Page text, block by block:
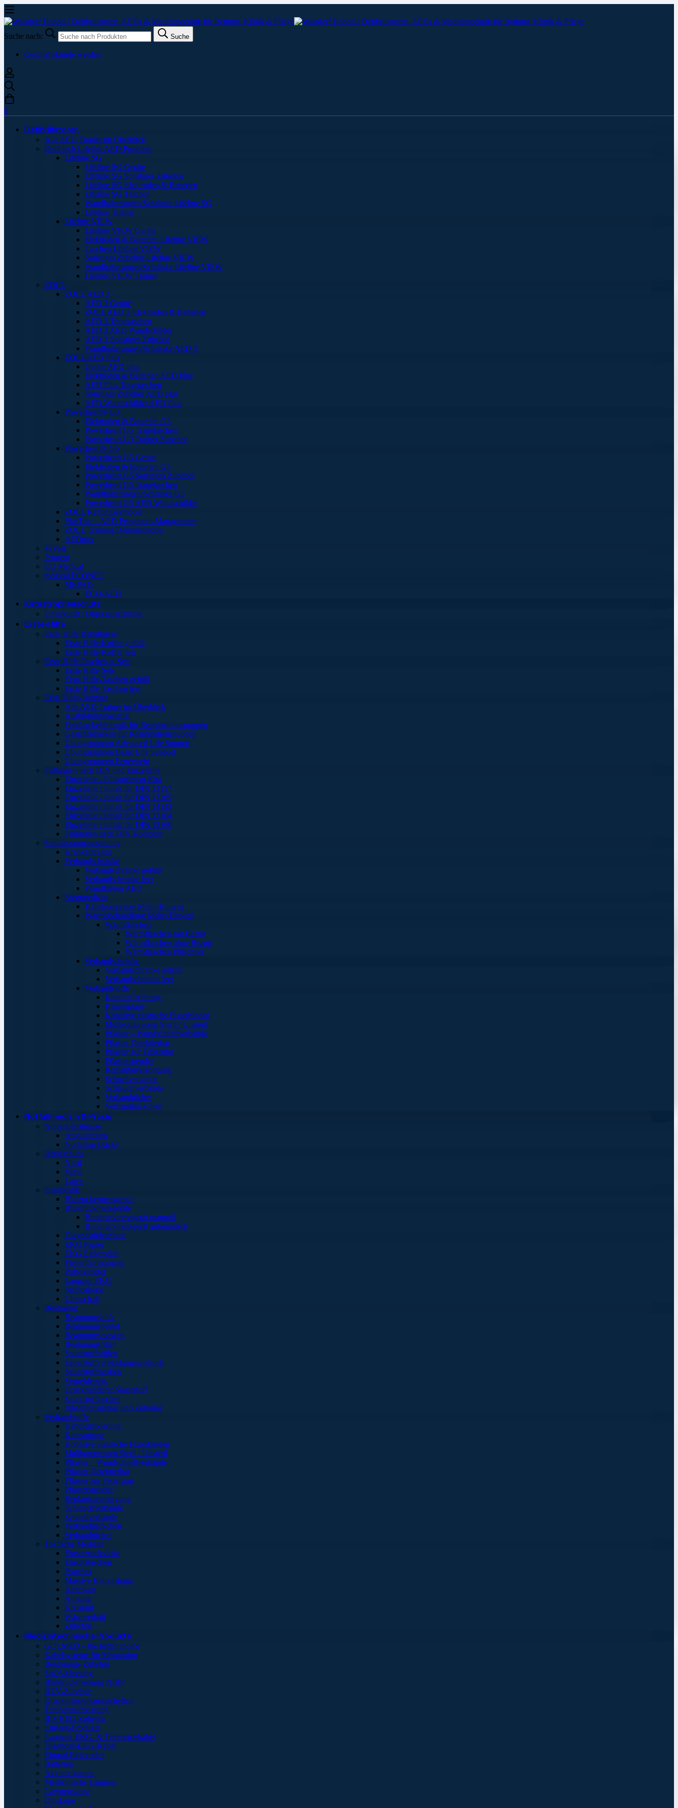
Suche nach: Suche
Geschäftskunde werden
0
Defibrillatoren
Alle AED Trainer im Überblick
Defibtech Lifeline AED Produkte
Lifeline SG
Lifeline SG Geräte
Lifeline SG Sonstiges Zubehör
Lifeline SG Elektroden & Batterien
Lifeline SG Taschen
Wandhalterungen/Schränke Lifeline SG
Lifeline Trainer
Lifeline VIEW
Lifeline VIEW Geräte
Elektroden & Batterien Lifeline VIEW
Taschen Lifeline VIEW
Sonstiges Zubehör Lifeline VIEW
Wandhalterungen/Schränke Lifeline VIEW
Lifeline VIEW Trainer
ZOLL
ZOLL AED 3
AED 3 Geräte
ZOLL AED 3 Elektroden & Batterien
AED 3 Tragetaschen
AED 3 AED Wandschilder
AED 3 Sonstiges Zubehör
Wandhalterungen/Schränke AED 3
ZOLL AED Plus
Geräte AED plus
Elektroden & Batterien AED Plus
AED Plus Tragetaschen
Sonstiges Zubehör AED plus
AED Wandschilder AED Plus
Powerheart® G3
Elektroden & Batterien G3
Powerheart G5 Tragetaschen
Powerheart G3 Trainer Zubehör
Powerheart® G5
Powerheart G5 Geräte
Elektroden & Batterien G5
Powerheart G5 Sonstiges Zubehör
Powerheart G5 Tragetaschen
Wandhalterungen/Schränke G5
Powerheart G5 AED Wandschilder
ZOLL Rettungssymbole
PlusTrac – AED Programm-Management
ZOLL Training/Demonstration
AEDtrax
ViVest
Progetti
CU Medical
medical ECONET
MEPAD
ECO-AED
Katastrophenschutz
Unterkunft / Objektausstattung
Erste-Hilfe
Erste Hilfe Behältnisse
Erste Hilfe-Koffer gefüllt
Erste Hilfe-Koffer leer
Erste Hilfe Taschen u. Sets
Erste Hilfe-Sets
Erste Hilfe-Taschen gefüllt
Erste Hilfe-Taschen leer
Erste Hilfe-Training
Alle AED Trainer im Überblick
Ausbildungsmaterial
Feedbackelektronik für Reanimationspuppen
Gesichtsmasken für Reanimationspuppen
Übungspuppen Advanced Life Support
Übungspuppen Basic Life Support
Übungspuppen Feuerwehr
Füllungen nach DIN und Einzelteile
Einzelteile / Füllsortiment Kita
Einzelteile / Inhalt für DIN 13157
Einzelteile / Inhalt für DIN 13169
Einzelteile / Inhalt für DIN 14142
Einzelteile / Inhalt für DIN 13164
Einzelteile / Inhalt für DIN 13160
Füllungen nach DIN Komplett
Sanitätsraumausstattung
Krankentragen
Verbandschränke
Verbandschränke gefüllt
Verbandschränke leer
Wandkästen AED
Sportmedizin
Kältekompresse Mehr-/Einweg
Wärmebehandlung Mehr-/Einweg
Wärmflaschen
Wärmflaschen mit Bezug
Wärmflaschen ohne Bezug
Wärmflaschen Plüschtier
Verbandschränke
Verbandschränke gefüllt
Verbandschränke leer
Verbandstoffe
Kanülenfixierung
Kinesoptape
Kohäsive elastische Fixierbinden
Mullkompressen Steril / Unsteril
Pflaster – Wundschnellverbände
Pflaster Detektierbar
Pflaster zur Fixierung
Pflasterspender
Replantatversorgung
Schnellverbände
Schlauchverbände
Verbandtücher
Verbandpäckchen
Notfallmedizin & Praxis
Notfallbehältnisse
Ampullarium
Notfallrucksäcke
Handschuhe
Nitril
Vinyl
Latex
Diagnostik
Blutzuckermessgeräte
Blutdruckmessgeräte
Blutdruckmessgerät manuell
Blutdruckmessgerät automatisch
Diagnostikleuchten
EKG Papier
EKG Elektroden
Fieberthermometer
Pulsoximeter
Langzeit EKG
Stethoskope
Ultraschall
Beatmung
Beatmungshilfe
Beatmungsbeutel
Beatmungsmasken
Beatmungsfilter
Sauerstoffbrillen
Sauerstoffverbindungsschlauch
Sauerstoffmasken
Verneblersets
Druckminderer Sauerstoff
Sauerstofftaschen
Inhalationsgeräte und Zubehör
Verbandstoffe
Kanülenfixierung
Kinesoptape
Kohäsive elastische Fixierbinden
Mullkompressen Steril / Unsteril
Pflaster – Wundschnellverbände
Pflaster Detektierbar
Pflaster zur Fixierung
Pflasterspender
Replantatversorgung
Schlauchverbände
Schnellverbände
Verbandpäckchen
Verbandtücher
Taktische Medizin
Einsatzrucksäcke
Einsatztaschen
Pouches
Massive Hemorrhage
Atemweg
Atmung
Kreislauf
Wärmeerhalt
Zubehör
Medizintechnische Produkte
GOLMED – the better choice
Kabelsysteme für Monitoring
Beatmungs-Zubehör
SpO²-Messung
Blutdruckmessung NIBP
HZV-Zubehör
Druckinfusionsmanschetten
Temperaturmessung
BIS-EEG-Zubehör
Einweg-Produkte
Langzeit-EKG- & Telemetriekabel
Diagnose-EKG-Kabel
Einmal-Elektroden
Batterien
Akkumulatoren
Medizinische Lampen
Laryngoskope
Otoskope